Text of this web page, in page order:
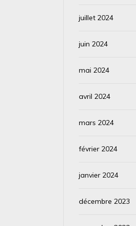
juillet 2024
juin 2024
mai 2024
avril 2024
mars 2024
février 2024
janvier 2024
décembre 2023